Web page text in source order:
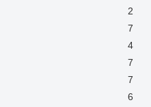
2
7
4
7
7
6